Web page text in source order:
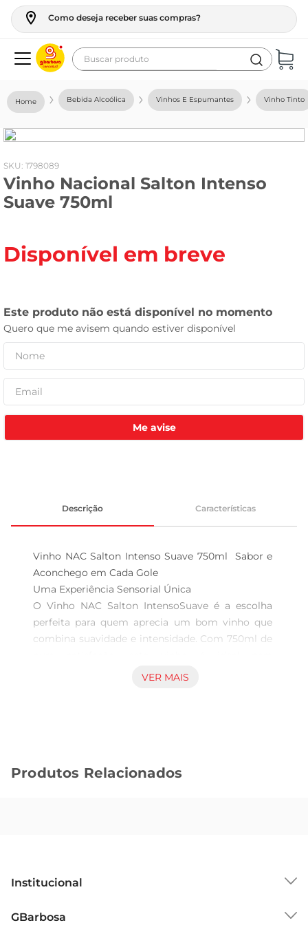
Como deseja receber suas compras?
Buscar produto
Bebida Alcoólica Vinhos E Espumantes Vinho Tinto
: 1798089
Vinho Nacional Salton Intenso
Suave 750ml
Disponível em breve
Me avise
Descrição Características
Vinho NAC Salton Intenso Suave 750ml  Sabor e
Aconchego em Cada Gole
Uma Experiência Sensorial Única
O Vinho NAC Salton IntensoSuave é a escolha
perfeita para quem aprecia um bom vinho que
combina suavidade e intensidade. Com 750ml de
momentos de descontração, seja em uma
Notas de Degustação
persistente, que convida a mais um gole. É uma
pratos, desde queijos e embutidos até
VER MAIS
Produtos Relacionados
Institucional
GBarbosa
geladeira
fogao
café
cerveja
vinho
leite pó